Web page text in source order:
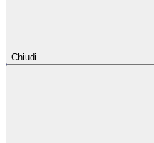
Chiudi